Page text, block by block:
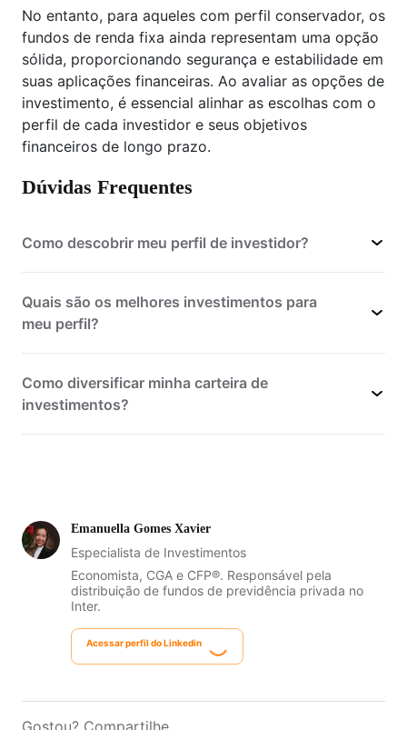
No entanto, para aqueles com perfil conservador, os
fundos de renda fixa ainda representam uma opção
sólida, proporcionando segurança e estabilidade em
suas aplicações financeiras. Ao avaliar as opções de
investimento, é essencial alinhar as escolhas com o
perfil de cada investidor e seus objetivos
financeiros de longo prazo.
Dúvidas Frequentes
Como descobrir meu perfil de investidor?
Quais são os melhores investimentos para
meu perfil?
Como diversificar minha carteira de
investimentos?
Emanuella Gomes Xavier
Especialista de Investimentos
Economista, CGA e CFP®. Responsável pela
distribuição de fundos de previdência privada no
Inter.
Acessar perfil do Linkedin
Gostou? Compartilhe